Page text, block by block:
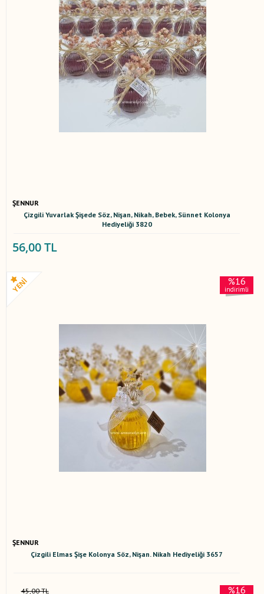
ŞENNUR
Çizgili Yuvarlak Şişede Söz, Nişan, Nikah, Bebek, Sünnet Kolonya
Hediyeliği 3820
56,00 TL
%16
indirimli
ŞENNUR
Çizgili Elmas Şişe Kolonya Söz, Nişan. Nikah Hediyeliği 3657
45,00 TL %16